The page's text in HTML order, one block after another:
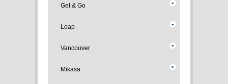
Get & Go
Loap
Vancouver
Mikasa